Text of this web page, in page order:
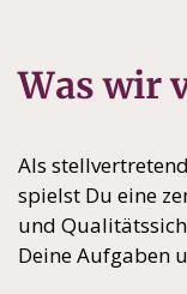
Was wir
Als
spielst Du eine
und
Deine Aufgaben